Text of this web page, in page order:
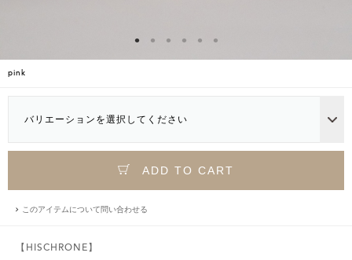
pink
バリエーションを選択してください
ADD TO CART
このアイテムについて問い合わせる
【HISCHRONE】